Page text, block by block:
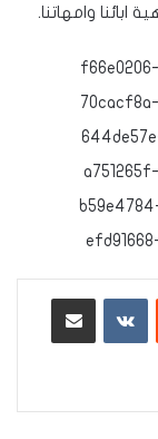
وامهاتنا.
‏VKontakte